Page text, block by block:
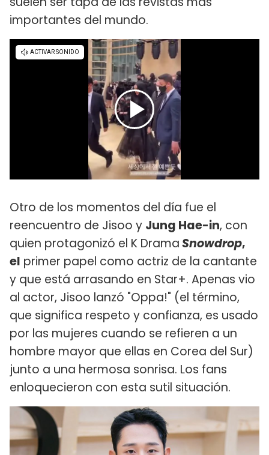
importantes del mundo.
Otro de los momentos del día fue el
reencuentro de Jisoo y Jung Hae-in, con
quien protagonizó el K DramaSnowdrop,
el primer papel como actriz de la cantante
y que está arrasando en Star+. Apenas vio
al actor, Jisoo lanzó "Oppa!" (el término,
que significa respeto y confianza, es usado
por las mujeres cuando se refieren a un
hombre mayor que ellas en Corea del Sur)
junto a una hermosa sonrisa. Los fans
enloquecieron con esta sutil situación.